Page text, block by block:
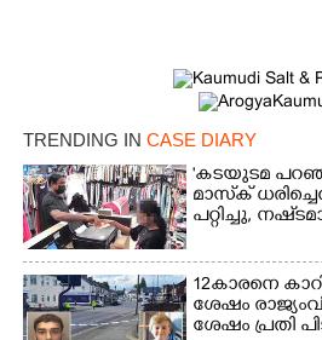
TRENDING IN CASE DIARY
'കടയുടമ
മാസ്‌ക്
പറ്റിച്ചു,
12കാരനെ
ശേഷം
ശേഷം പ്രതി